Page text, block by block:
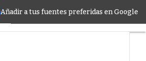
Añadir a tus fuentes preferidas en Google